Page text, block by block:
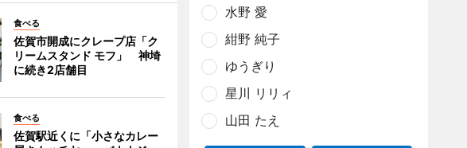
食べる
佐賀市開成にクレープ店「ク
リームスタンド モフ」 神埼
に続き2店舗目
食べる
佐賀駅近くに「小さなカレー
水野 愛
紺野 純子
ゆうぎり
星川 リリィ
山田 たえ